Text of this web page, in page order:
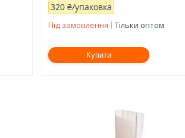
320 ₴/упаковка
Під замовлення Тільки оптом
Купити